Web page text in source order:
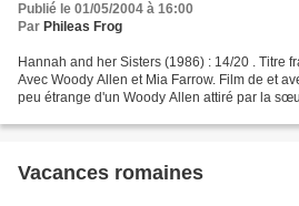
Publié le 01/05/2004 à 16:00
Par Phileas Frog
Hannah and her Sisters (1986) : 14/20 . Titre
Avec Woody Allen et Mia Farrow. Film de et
peu étrange d'un Woody Allen attiré par la
Vacances romaines